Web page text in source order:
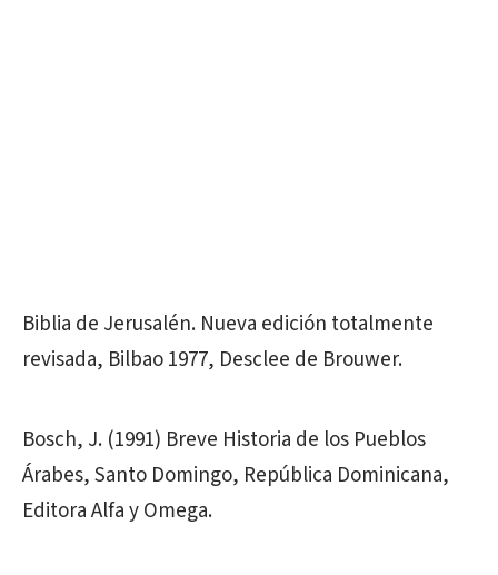
Biblia de Jerusalén. Nueva edición totalmente
revisada, Bilbao 1977, Desclee de Brouwer.
Bosch, J. (1991) Breve Historia de los Pueblos
Árabes, Santo Domingo, República Dominicana,
Editora Alfa y Omega.